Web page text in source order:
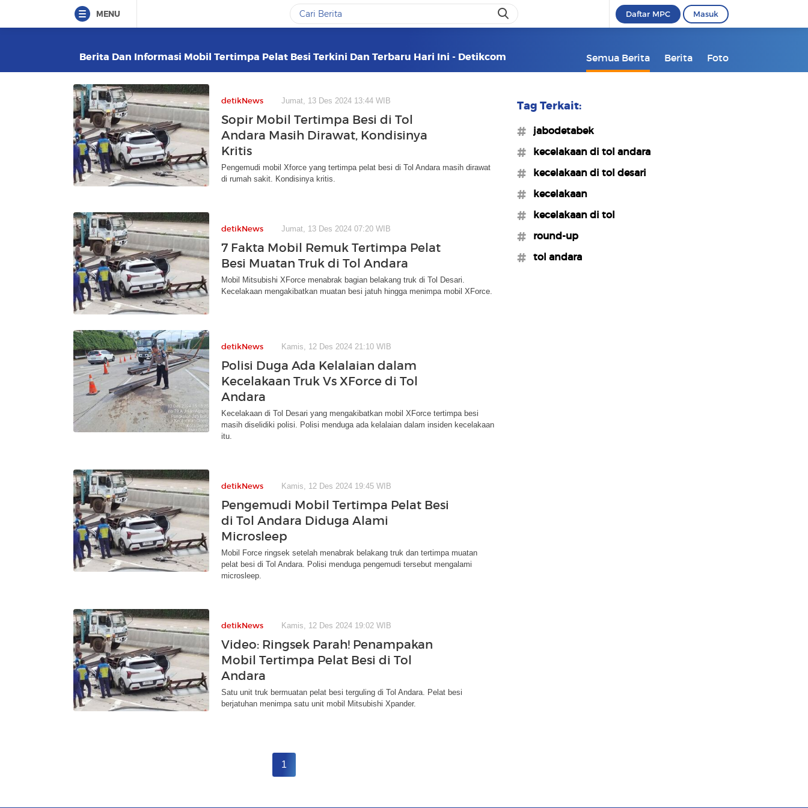
MENU Daftar MPC Masuk
Berita Dan Informasi Mobil Tertimpa Pelat Besi Terkini Dan Terbaru Hari Ini - Detikcom Semua Berita Berita Foto
detikNews Jumat, 13 Des 2024 13:44 WIB
Sopir Mobil Tertimpa Besi di Tol
Andara Masih Dirawat, Kondisinya
Kritis
Pengemudi mobil Xforce yang tertimpa pelat besi di Tol Andara masih dirawat
di rumah sakit. Kondisinya kritis.
detikNews Jumat, 13 Des 2024 07:20 WIB
7 Fakta Mobil Remuk Tertimpa Pelat
Besi Muatan Truk di Tol Andara
Mobil Mitsubishi XForce menabrak bagian belakang truk di Tol Desari.
Kecelakaan mengakibatkan muatan besi jatuh hingga menimpa mobil XForce.
detikNews Kamis, 12 Des 2024 21:10 WIB
Polisi Duga Ada Kelalaian dalam
Kecelakaan Truk Vs XForce di Tol
Andara
Kecelakaan di Tol Desari yang mengakibatkan mobil XForce tertimpa besi
masih diselidiki polisi. Polisi menduga ada kelalaian dalam insiden kecelakaan
itu.
detikNews Kamis, 12 Des 2024 19:45 WIB
Pengemudi Mobil Tertimpa Pelat Besi
di Tol Andara Diduga Alami
Microsleep
Mobil Force ringsek setelah menabrak belakang truk dan tertimpa muatan
pelat besi di Tol Andara. Polisi menduga pengemudi tersebut mengalami
microsleep.
detikNews Kamis, 12 Des 2024 19:02 WIB
Video: Ringsek Parah! Penampakan
Mobil Tertimpa Pelat Besi di Tol
Andara
Satu unit truk bermuatan pelat besi terguling di Tol Andara. Pelat besi
berjatuhan menimpa satu unit mobil Mitsubishi Xpander.
1
Tag Terkait:
#jabodetabek
#kecelakaan di tol andara
#kecelakaan di tol desari
#kecelakaan
#kecelakaan di tol
#round-up
#tol andara